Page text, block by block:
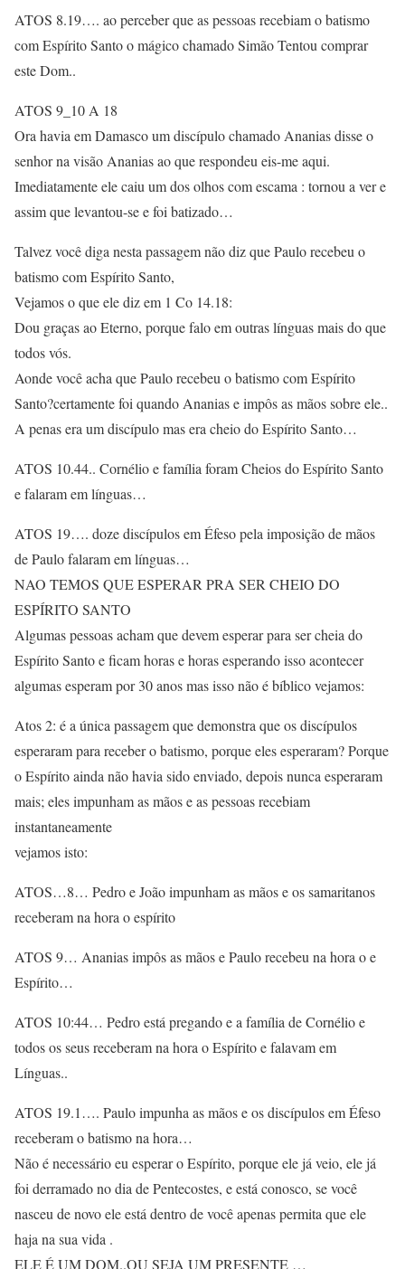
ATOS 8.19…. ao perceber que as pessoas recebiam o batismo
com Espírito Santo o mágico chamado Simão Tentou comprar
este Dom..
ATOS 9_10 A 18
Ora havia em Damasco um discípulo chamado Ananias disse o
senhor na visão Ananias ao que respondeu eis-me aqui.
Imediatamente ele caiu um dos olhos com escama : tornou a ver e
assim que levantou-se e foi batizado…
Talvez você diga nesta passagem não diz que Paulo recebeu o
batismo com Espírito Santo,
Vejamos o que ele diz em 1 Co 14.18:
Dou graças ao Eterno, porque falo em outras línguas mais do que
todos vós.
Aonde você acha que Paulo recebeu o batismo com Espírito
Santo?certamente foi quando Ananias e impôs as mãos sobre ele..
A penas era um discípulo mas era cheio do Espírito Santo…
ATOS 10.44.. Cornélio e família foram Cheios do Espírito Santo
e falaram em línguas…
ATOS 19…. doze discípulos em Éfeso pela imposição de mãos
de Paulo falaram em línguas…
NAO TEMOS QUE ESPERAR PRA SER CHEIO DO
ESPÍRITO SANTO
Algumas pessoas acham que devem esperar para ser cheia do
Espírito Santo e ficam horas e horas esperando isso acontecer
algumas esperam por 30 anos mas isso não é bíblico vejamos:
Atos 2: é a única passagem que demonstra que os discípulos
esperaram para receber o batismo, porque eles esperaram? Porque
o Espírito ainda não havia sido enviado, depois nunca esperaram
mais; eles impunham as mãos e as pessoas recebiam
instantaneamente
vejamos isto:
ATOS…8… Pedro e João impunham as mãos e os samaritanos
receberam na hora o espírito
ATOS 9… Ananias impôs as mãos e Paulo recebeu na hora o e
Espírito…
ATOS 10:44… Pedro está pregando e a família de Cornélio e
todos os seus receberam na hora o Espírito e falavam em
Línguas..
ATOS 19.1…. Paulo impunha as mãos e os discípulos em Éfeso
receberam o batismo na hora…
Não é necessário eu esperar o Espírito, porque ele já veio, ele já
foi derramado no dia de Pentecostes, e está conosco, se você
nasceu de novo ele está dentro de você apenas permita que ele
haja na sua vida .
ELE É UM DOM..OU SEJA UM PRESENTE …